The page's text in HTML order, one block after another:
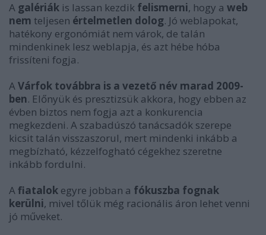
A galériák is lassan kezdik felismerni, hogy a web
nem teljesen értelmetlen dolog. Jó weblapokat,
hatékony ergonómiát nem várok, de talán
mindenkinek lesz weblapja, és azt hébe hóba
frissíteni fogja.
AVárfok továbbra is a vezető név marad 2009-
ben. Előnyük és presztizsük akkora, hogy ebben az
évben biztos nem fogja azt a konkurencia
megkezdeni. A szabadúszó tanácsadók szerepe
kicsit talán visszaszorul, mert mindenki inkább a
megbízható, kézzelfogható cégekhez szeretne
inkább fordulni.
Afiatalok egyre jobban a fókuszba fognak
kerülni, mivel tőlük még racionális áron lehet venni
jó műveket.